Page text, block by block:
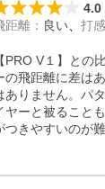
4.0
距離 ： 良い 打感
【PRO V１】と
の飛距離に差は
ありません。パ
ヤーと被ること
つきやすいのが難